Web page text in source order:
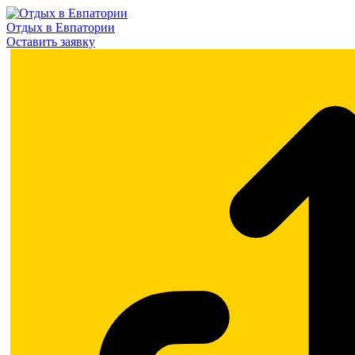
Отдых в Евпатории
Оставить заявку